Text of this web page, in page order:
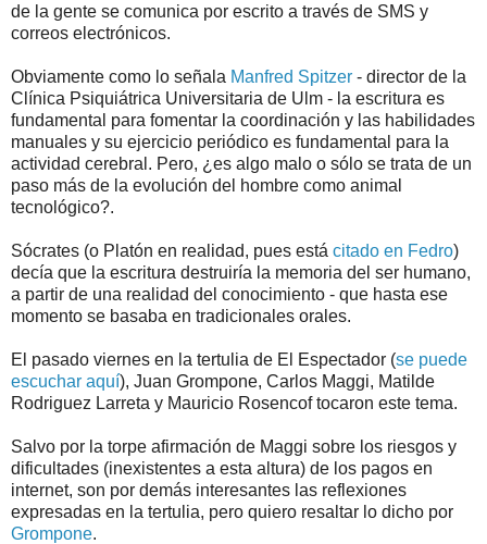
de la gente se comunica por escrito a través de SMS y
correos electrónicos.
Obviamente como lo señala Manfred Spitzer - director de la
Clínica Psiquiátrica Universitaria de Ulm - la escritura es
fundamental para fomentar la coordinación y las habilidades
manuales y su ejercicio periódico es fundamental para la
actividad cerebral. Pero, ¿es algo malo o sólo se trata de un
paso más de la evolución del hombre como animal
tecnológico?.
Sócrates (o Platón en realidad, pues está citado en Fedro)
decía que la escritura destruiría la memoria del ser humano,
a partir de una realidad del conocimiento - que hasta ese
momento se basaba en tradicionales orales.
El pasado viernes en la tertulia de El Espectador (se puede
escuchar aquí), Juan Grompone, Carlos Maggi, Matilde
Rodriguez Larreta y Mauricio Rosencof tocaron este tema.
Salvo por la torpe afirmación de Maggi sobre los riesgos y
dificultades (inexistentes a esta altura) de los pagos en
internet, son por demás interesantes las reflexiones
expresadas en la tertulia, pero quiero resaltar lo dicho por
Grompone.